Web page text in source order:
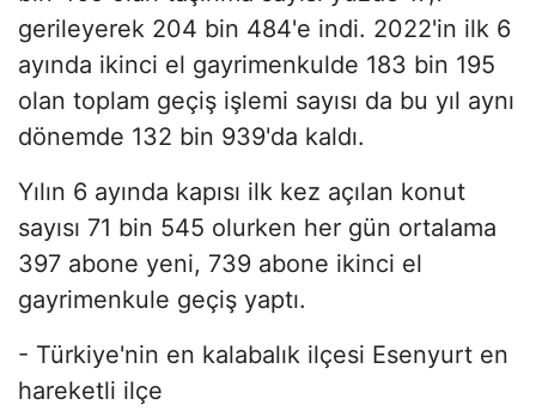
gerileyerek 204 bin 484'e indi. 2022'in ilk 6
ayında ikinci el gayrimenkulde 183 bin 195
olan toplam geçiş işlemi sayısı da bu yıl aynı
dönemde 132 bin 939'da kaldı.
Yılın 6 ayında kapısı ilk kez açılan konut
sayısı 71 bin 545 olurken her gün ortalama
397 abone yeni, 739 abone ikinci el
gayrimenkule geçiş yaptı.
- Türkiye'nin en kalabalık ilçesi Esenyurt en
hareketli ilçe